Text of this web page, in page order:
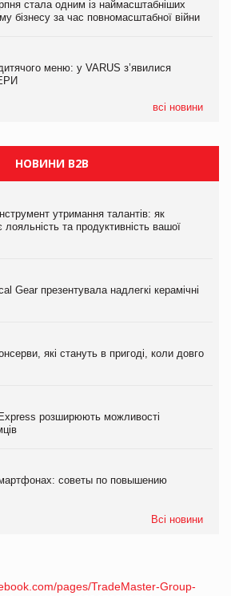
стала одним із наймасштабніших
бізнесу за час повномасштабної війни
меню: у VARUS з’явилися
всі новини
стала одним із наймасштабніших
бізнесу за час повномасштабної війни
меню: у VARUS з’явилися
НОВИНИ B2B
утримання талантів: як
та продуктивність вашої
Gear презентувала надлегкі керамічні
які стануть в пригоді, коли довго
розширюють можливості
советы по повышению
Всі новини